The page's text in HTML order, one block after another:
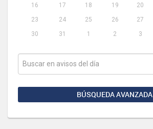
16
17 18 19 20
23
24 25 26 27
30
31 1 2 3
BÚSQUEDA AVANZADA